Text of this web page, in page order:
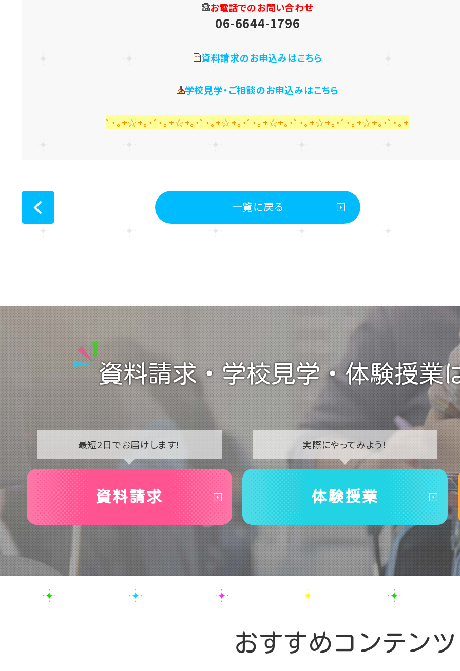
お電話でのお問い合わせ
06-6644-1796
資料請求のお申込みはこちら
学校見学・ご相談のお申込みはこちら
ﾟ･｡+☆+｡･ﾟ･｡+☆+｡･ﾟ･｡+☆+｡･ﾟ･｡+☆+｡･ﾟ･｡+☆+｡･ﾟ･｡+☆+｡･ﾟ･｡+
一覧に戻る
資料請求・学校見学・体験授業
最短2日でお届けします！
資料請求
実際にやってみよう！
体験授業
おすすめコンテンツ